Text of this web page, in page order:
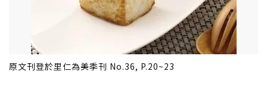
原文刊登於里仁為美季刊 No.36, P.20~23